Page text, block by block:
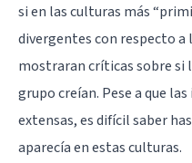
si en las culturas más
divergentes con respecto a
mostraran críticas sobre si
grupo creían. Pese a que
extensas, es difícil saber
aparecía en estas culturas.